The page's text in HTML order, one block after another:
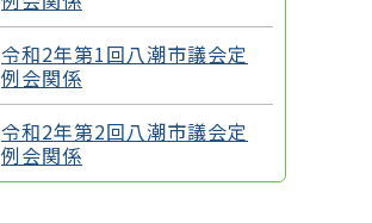
令和2年第1回八潮市議会定
例会関係
令和2年第2回八潮市議会定
例会関係